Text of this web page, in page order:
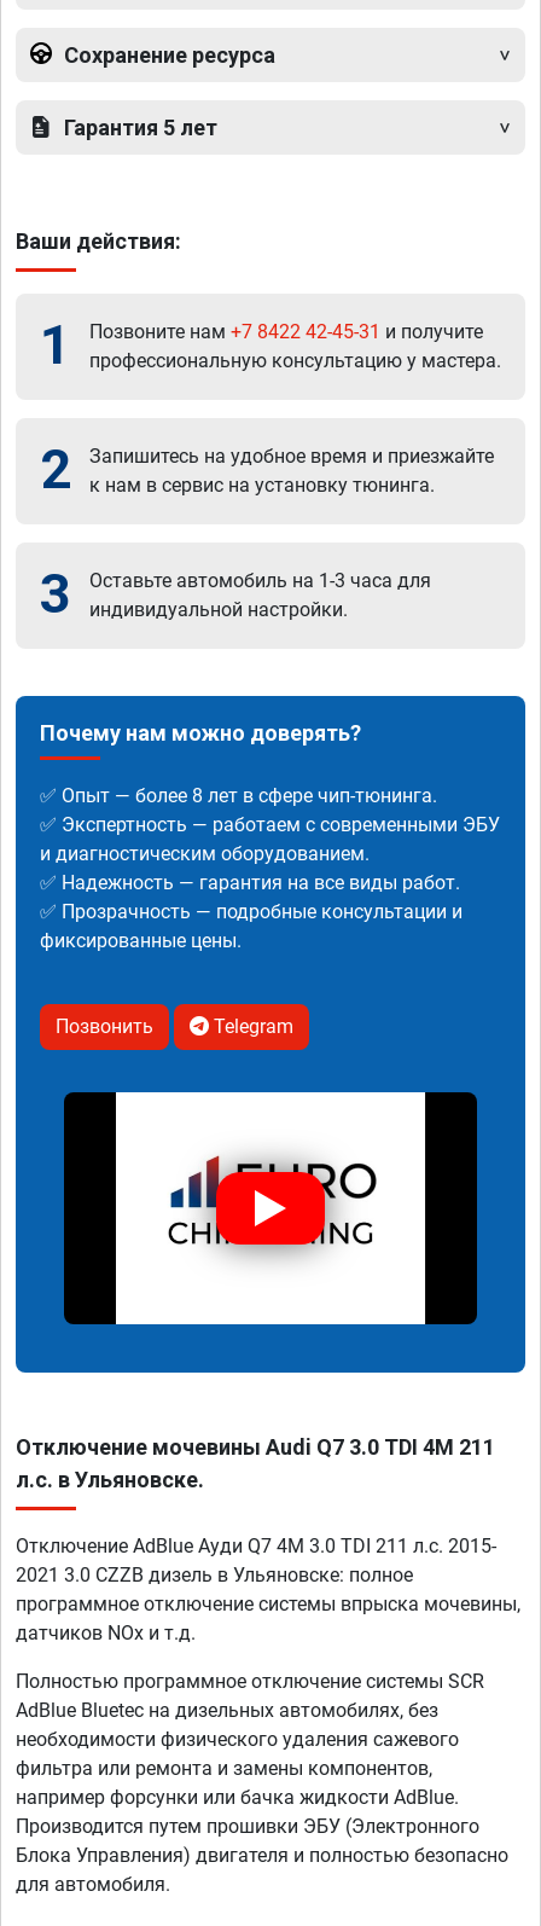
Сохранение ресурса
Гарантия 5 лет
Ваши действия:
1 Позвоните нам +7 8422 42-45-31 и получите
профессиональную консультацию у мастера.
2
Запишитесь на удобное время и приезжайте
к нам в сервис на установку тюнинга.
3
Оставьте автомобиль на 1-3 часа для
индивидуальной настройки.
Почему нам можно доверять?
✅ Опыт — более 8 лет в сфере чип-тюнинга.
✅ Экспертность — работаем с современными ЭБУ
и диагностическим оборудованием.
✅ Надежность — гарантия на все виды работ.
✅ Прозрачность — подробные консультации и
фиксированные цены.
Позвонить Telegram
Отключение мочевины Audi Q7 3.0 TDI 4M 211
л.с. в Ульяновске.
Отключение AdBlue Ауди Q7 4M 3.0 TDI 211 л.с. 2015-
2021 3.0 CZZB дизель в Ульяновске: полное
программное отключение системы впрыска мочевины,
датчиков NOx и т.д.
Полностью программное отключение системы SCR
AdBlue Bluetec на дизельных автомобилях, без
необходимости физического удаления сажевого
фильтра или ремонта и замены компонентов,
например форсунки или бачка жидкости AdBlue.
Производится путем прошивки ЭБУ (Электронного
Блока Управления) двигателя и полностью безопасно
для автомобиля.